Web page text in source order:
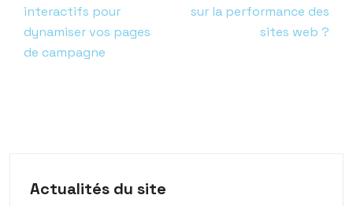
interactifs pour
dynamiser vos pages
de campagne
sur la performance des
sites web ?
Actualités du site